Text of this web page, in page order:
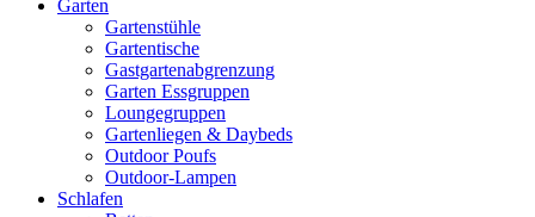
Garten
Gartenstühle
Gartentische
Gastgartenabgrenzung
Garten Essgruppen
Loungegruppen
Gartenliegen & Daybeds
Outdoor Poufs
Outdoor‑Lampen
Schlafen